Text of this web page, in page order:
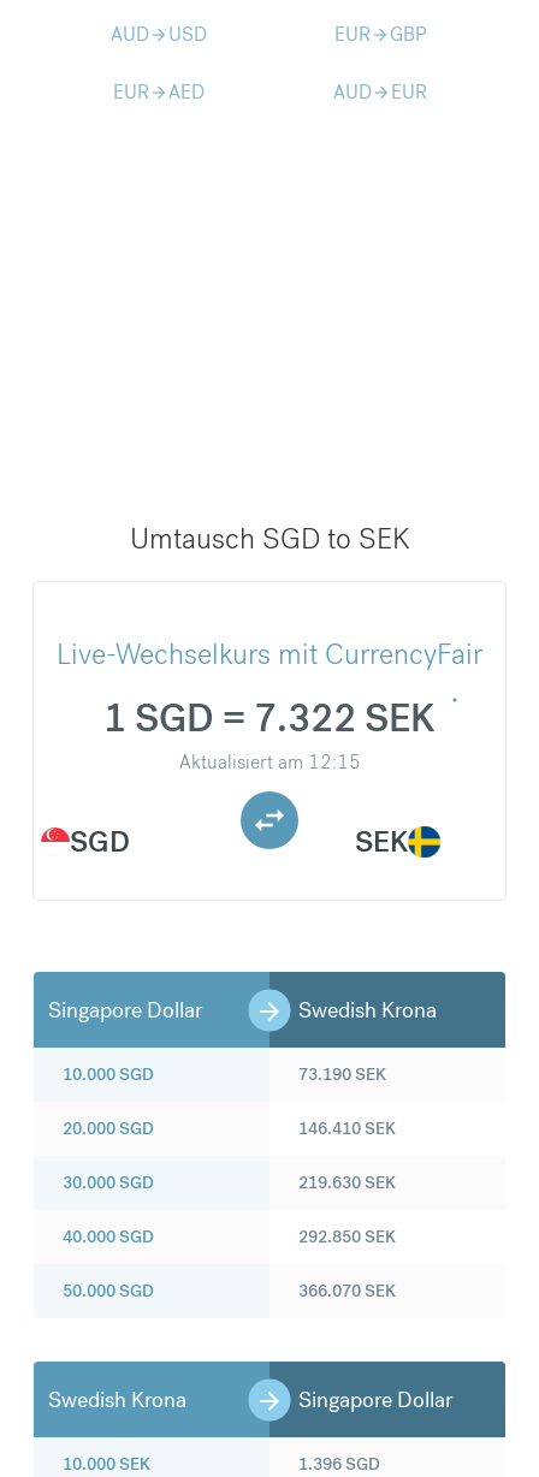
AUDarrow_forward USD EURarrow_forward GBP
EURarrow_forwardAED AUDarrow_forward EUR
Umtausch SGD to SEK
Live-Wechselkurs mit CurrencyFair
SGD
1 SGD = 7.322 SEK
Aktualisiert am 12:15
SEK
Singapore Dollar Swedish Krona
10.000SGD
20.000SGD
30.000SGD
40.000SGD
50.000SGD
73.190SEK
146.410SEK
219.630SEK
292.850SEK
366.070SEK
Swedish Krona Singapore Dollar
10.000SEK 1.396SGD